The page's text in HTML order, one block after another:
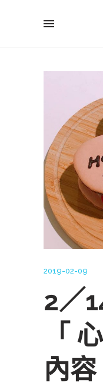
2019-02-09
2／
「
內